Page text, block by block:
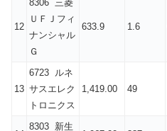
12
8306 三菱
ＵＦＪフィ
ナンシャル
Ｇ
633.9 1.6
13
6723 ルネ
サスエレク
トロニクス
1,419.00 49
8303 新生